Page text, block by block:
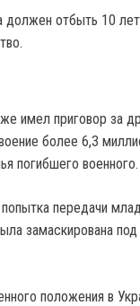
должен отбыть 10
имел приговор за
более 6,3
погибшего военного.
передачи
замаскирована
положения в